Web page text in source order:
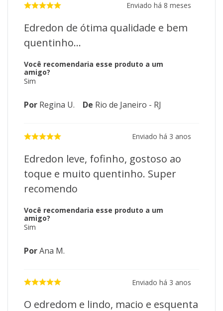
Enviado há 8 meses
Edredon de ótima qualidade e bem
quentinho...
Você recomendaria esse produto a um
amigo?
Sim
Por Regina U. De Rio de Janeiro - RJ
Enviado há 3 anos
Edredon leve, fofinho, gostoso ao
toque e muito quentinho. Super
recomendo
Você recomendaria esse produto a um
amigo?
Sim
PorAna M.
Enviado há 3 anos
O edredom e lindo, macio e esquenta